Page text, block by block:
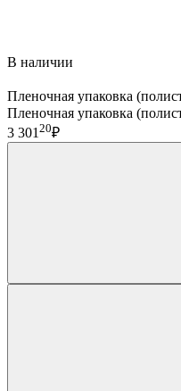
В наличии
Пленочная упаковка
Пленочная упаковка
3 30120₽